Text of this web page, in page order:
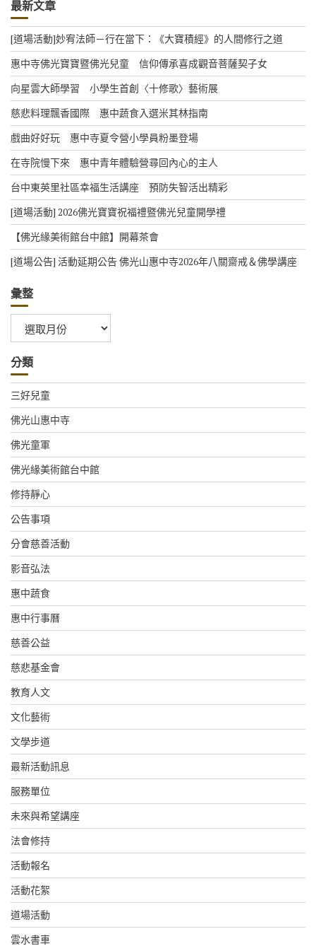
最新文章
[道場活動]妙宥法師－行在當下：《大寶積經》的人間修行之道
惠中寺佛光寶寶暨佛光兒童 信仰傳承喜成觀音菩薩契子女
向星雲大師學習 小學生首創〈十修歌〉藝術展
慈悲料理飄香國際 惠中蔬食入選米其林指南
戲曲好好玩 惠中寺夏令營小學員粉墨登場
在寺院慢下來 惠中青年體驗營尋回內心的主人
台中東英里社區幸福生活講座 預防失智活出精彩
[道場活動] 2026佛光寶寶祝福禮暨佛光兒童開學禮
【佛光緣美術館台中館】開幕茶會
[道場公告] 活動延期公告 佛光山惠中寺2026年八關齋戒＆佛學講座
彙整
整
分類
三好兒童
佛光山惠中寺
佛光童軍
佛光緣美術館台中館
修持靜心
公告事項
分會慈善活動
影音弘法
惠中蔬食
惠中行事曆
慈善公益
慈悲基金會
教育人文
文化藝術
文學步道
最新活動訊息
服務單位
未來與希望講座
法會修持
活動報名
活動花絮
道場活動
雲水書車